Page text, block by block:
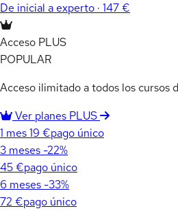
De inicial a experto · 147 €
Acceso PLUS
POPULAR
Acceso ilimitado a todos los cursos
Ver planes PLUS
1 mes19 €pago único
3 meses -22%
45 €pago único
6 meses -33%
72 €pago único